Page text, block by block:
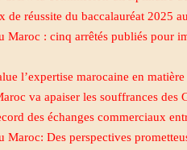
de réussite du baccalauréat 2025
Maroc : cinq arrêtés publiés pour
l’expertise marocaine en
va apaiser les souffrances des
des échanges commerciaux
Maroc: Des perspectives